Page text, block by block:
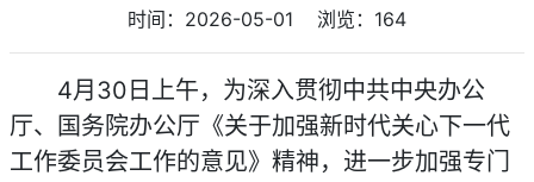
时间：2026-05-01 浏览： 164
4月30日上午，为深入贯彻中共中央办公
厅、国务院办公厅《关于加强新时代关心下一代
工作委员会工作的意见》精神，进一步加强专门